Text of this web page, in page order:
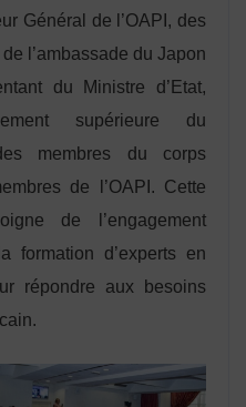
Général de l’OAPI, des
l’ambassade du Japon
du Ministre d’Etat,
supérieure du
membres du corps
de l’OAPI. Cette
de l’engagement
formation d’experts en
répondre aux besoins